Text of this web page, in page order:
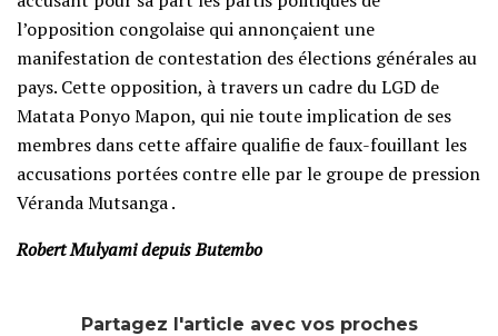
l’opposition congolaise qui annonçaient une
manifestation de contestation des élections générales au
pays. Cette opposition, à travers un cadre du LGD de
Matata Ponyo Mapon, qui nie toute implication de ses
membres dans cette affaire qualifie de faux-fouillant les
accusations portées contre elle par le groupe de pression
Véranda Mutsanga .
Robert Mulyami depuis Butembo
Partagez l'article avec vos proches